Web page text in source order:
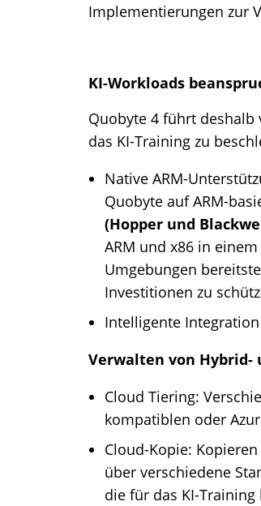
Implementierungen zur
KI-Workloads
Quobyte 4 führt deshalb
das KI-Training zu
Native ARM-
Quobyte auf ARM-
(Hopper und
ARM und x86 in
Umgebungen
Investitionen zu
Intelligente
Verwalten von Hybrid-
Cloud Tiering:
kompatiblen oder
Cloud-Kopie:
über verschiedene
die für das KI-